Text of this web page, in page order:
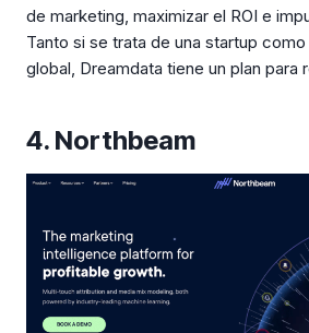
de marketing, maximizar el ROI e
Tanto si se trata de una startup
global, Dreamdata tiene un plan para
4. Northbeam